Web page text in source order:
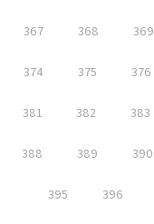
367 368 369
374 375 376
381 382 383
388 389 390
395 396